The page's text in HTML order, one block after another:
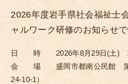
2026年度岩手県社会福祉士
ャルワーク研修のお知らせで
日 時 2026年8月29日(土) 13
会 場 盛岡市都南公民館 第
24-10-1）